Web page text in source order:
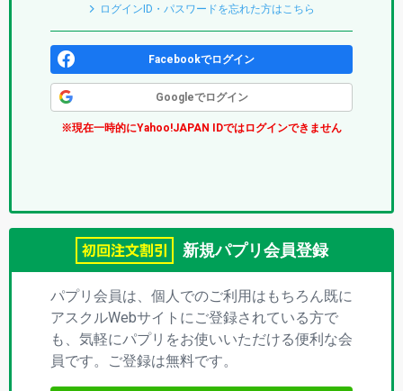
リ)
ボ
ク
ス
ログインID・パスワードを忘れた方はこちら
Facebookでログイン
Googleでログイン
※現在一時的にYahoo!JAPAN IDではログインできません
新規パプリ会員登録
パプリ会員は、個人でのご利用はもちろん既に
アスクルWebサイトにご登録されている方で
も、気軽にパプリをお使いいただける便利な会
員です。ご登録は無料です。